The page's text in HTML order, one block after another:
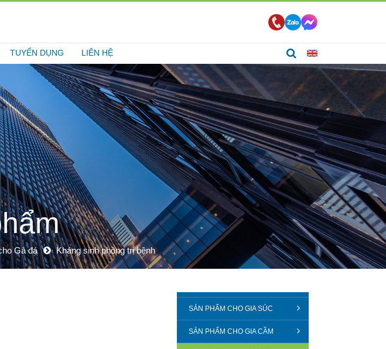
TUYỂN DỤNG LIÊN HỆ
Gà đá Kháng sinh phòng trị bệnh
SẢN PHẨM CHO GIA SÚC
SẢN PHẨM CHO GIA CẦM